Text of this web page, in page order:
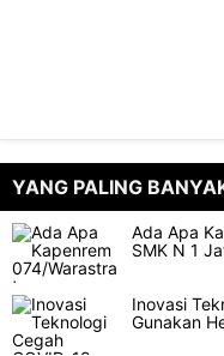
YANG PALING
Ada Apa
SMK N 1
Inovasi
Gunakan